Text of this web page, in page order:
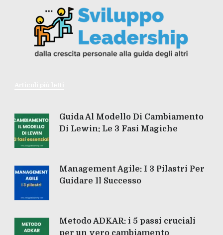
Guida Al Modello Di Cambiamento
Di Lewin: Le 3 Fasi Magiche
Management Agile: I 3 Pilastri Per
Guidare Il Successo
Metodo ADKAR: i 5 passi cruciali
per un vero cambiamento